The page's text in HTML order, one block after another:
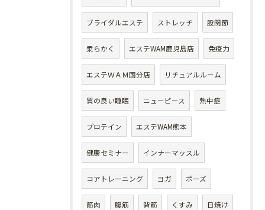
ブライダルエステ ストレッチ 股関節
柔らかく エステWAM鹿児島店 免疫力
エステＷＡＭ国分店 リチュアルルーム
質の良い睡眠 ニューピース 熱中症
プロテイン エステWAM熊本
健康セミナー インナーマッスル
コアトレーニング ヨガ ポーズ
筋肉 腹筋 背筋 くすみ 日焼け